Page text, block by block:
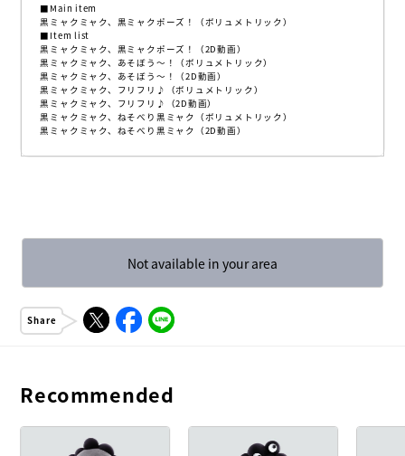
■Main item
黒ミャクミャク、黒ミャクポーズ！（ボリュメトリック）
■Item list
黒ミャクミャク、黒ミャクポーズ！（2D動画）
黒ミャクミャク、あそぼう～！（ボリュメトリック）
黒ミャクミャク、あそぼう～！（2D動画）
黒ミャクミャク、フリフリ♪（ボリュメトリック）
黒ミャクミャク、フリフリ♪（2D動画）
黒ミャクミャク、ねそべり黒ミャク（ボリュメトリック）
黒ミャクミャク、ねそべり黒ミャク（2D動画）
Not available in your area
Share
Recommended